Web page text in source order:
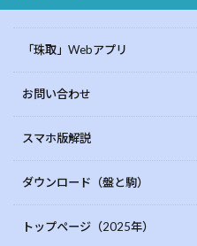
「珠取」Webアプリ
お問い合わせ
スマホ版解説
ダウンロード（盤と駒）
トップページ（2025年）